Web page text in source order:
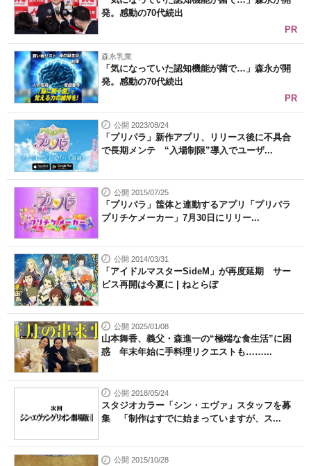
発。感動の70代続出
PR
森永乳業
「気になっていた認知機能が菌で…」森永が開
発。感動の70代続出
PR
公開 2023/08/24
「プリパラ」新作アプリ、リリース後に不具合
で長期メンテ “入場制限”導入でユーザ...
公開 2015/07/25
「プリパラ」筺体と連動するアプリ「プリパラ
プリチケメーカー」7月30日にリリー...
公開 2014/03/31
「アイドルマスターSideM」が再度延期 サー
ビス再開は今夏に | ねとらぼ
公開 2025/01/08
山本舞香、義父・森進一の“極端な食生活”に困
惑 年末年始に手料理リクエストも……...
公開 2018/05/24
スタジオカラー「シン・エヴァ」スタッフを募
集 「制作はすでに始まっていますが、ス...
公開 2015/10/28